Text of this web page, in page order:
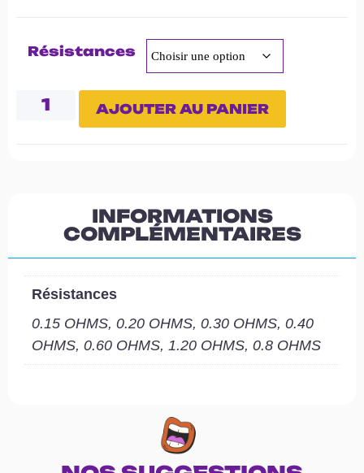
Résistances
AJOUTER AU PANIER
INFORMATIONS
COMPLÉMENTAIRES
Résistances
0.15 OHMS, 0.20 OHMS, 0.30 OHMS, 0.40
OHMS, 0.60 OHMS, 1.20 OHMS, 0.8 OHMS